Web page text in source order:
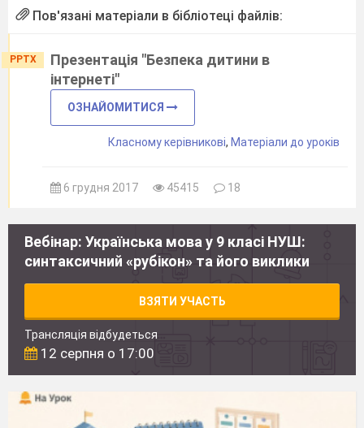
Пов'язані матеріали в бібліотеці файлів:
PPTX
Презентація "Безпека дитини в
інтернеті"
ОЗНАЙОМИТИСЯ
Класному керівникові, Матеріали до уроків
6 грудня 2017 45415 18
Вебінар: Українська мова у 9 класі НУШ:
синтаксичний «рубікон» та його виклики
ВЗЯТИ УЧАСТЬ
Трансляція відбудеться
12 серпня о 17:00